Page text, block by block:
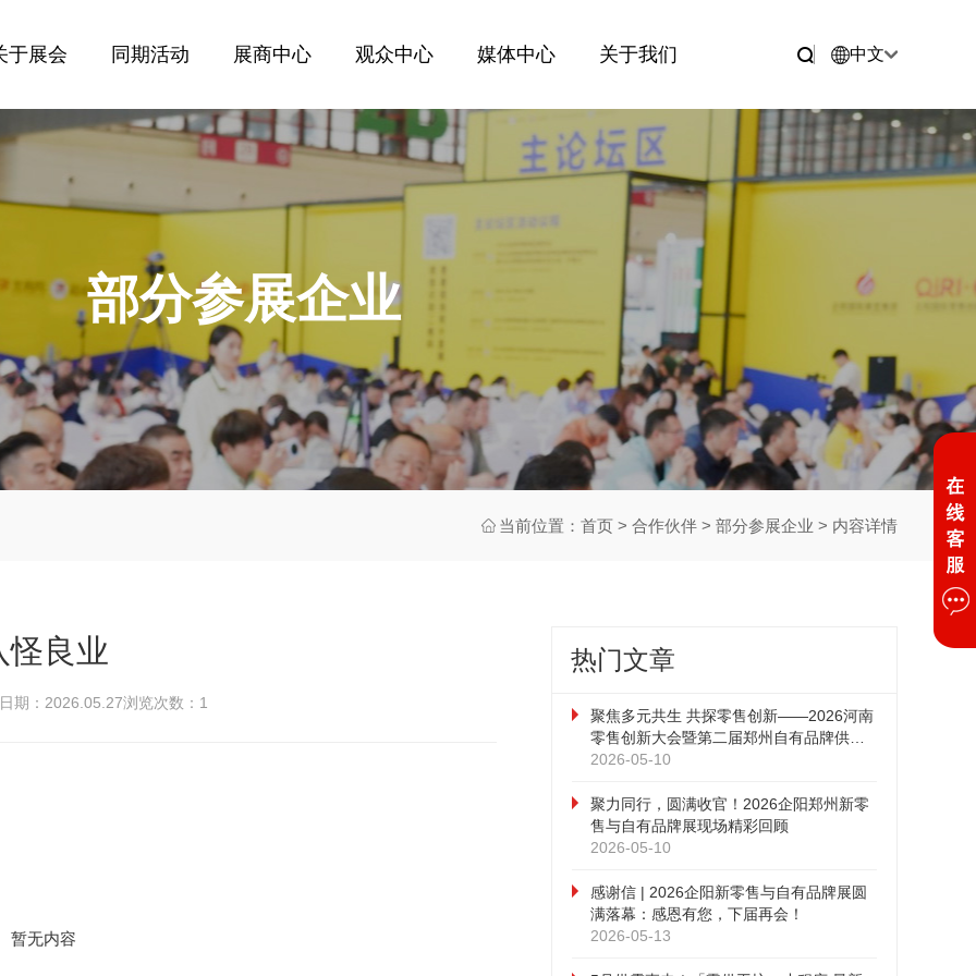
于展会 同期活动 展商中心 观众中心 媒体中心 关于我们 中文
部分参展企业
当前位置： 首页 > 合作伙伴 > 部分参展企业 > 内容详情
怪良业
期：2026.05.27浏览次数： 1
暂无内容
热门文章
聚焦多元共生 共探零售创新——2026河南
零售创新大会暨第二届郑州自有品牌供应
链大会圆满落幕
2026-05-10
聚力同行，圆满收官！2026企阳郑州新零
售与自有品牌展现场精彩回顾
2026-05-10
感谢信 | 2026企阳新零售与自有品牌展圆
满落幕：感恩有您，下届再会！
2026-05-13